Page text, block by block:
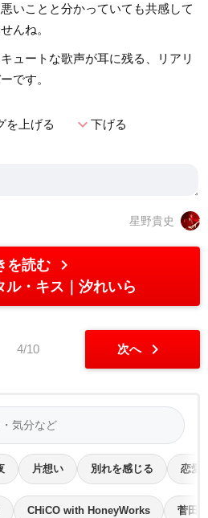
いことと分かっていても共感して
んね。
ュートな歌声が耳に残る、リアリ
です。
を上げる expand_more下げる
星野貴史
を読む chevron_right
ル・キス 汐れいら
4/10 次へ chevron_right
片想い 別れを感じる 恋愛
CHiCO with HoneyWorks 菅田